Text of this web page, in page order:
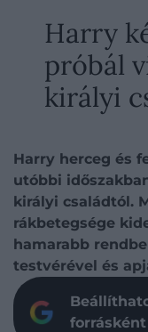
Harry
próbál
királyi
Harry herceg és
utóbbi
királyi családtól.
rákbetegsége
hamarabb
testvérével és
forrásként